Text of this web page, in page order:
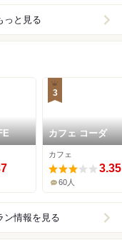
っと見る
3
カフェ コーダ
カフェ
3.35
60人
ン情報を見る